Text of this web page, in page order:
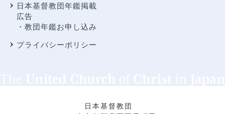
日本基督教団年鑑掲載
広告
・教団年鑑お申し込み
プライバシーポリシー
日本基督教団